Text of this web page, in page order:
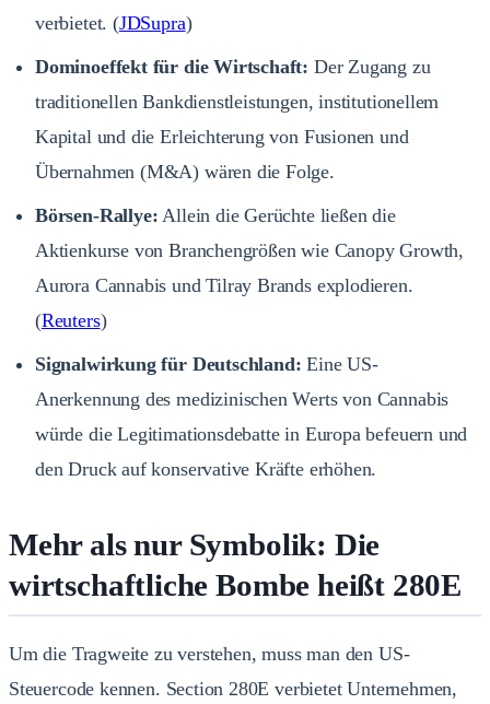
verbietet. (JDSupra)
Dominoeffekt für die Wirtschaft: Der Zugang zu
traditionellen Bankdienstleistungen, institutionellem
Kapital und die Erleichterung von Fusionen und
Übernahmen (M&A) wären die Folge.
Börsen-Rallye: Allein die Gerüchte ließen die
Aktienkurse von Branchengrößen wie Canopy Growth,
Aurora Cannabis und Tilray Brands explodieren.
(Reuters)
Signalwirkung für Deutschland: Eine US-
Anerkennung des medizinischen Werts von Cannabis
würde die Legitimationsdebatte in Europa befeuern und
den Druck auf konservative Kräfte erhöhen.
Mehr als nur Symbolik: Die
wirtschaftliche Bombe heißt 280E
Um die Tragweite zu verstehen, muss man den US-
Steuercode kennen. Section 280E verbietet Unternehmen,